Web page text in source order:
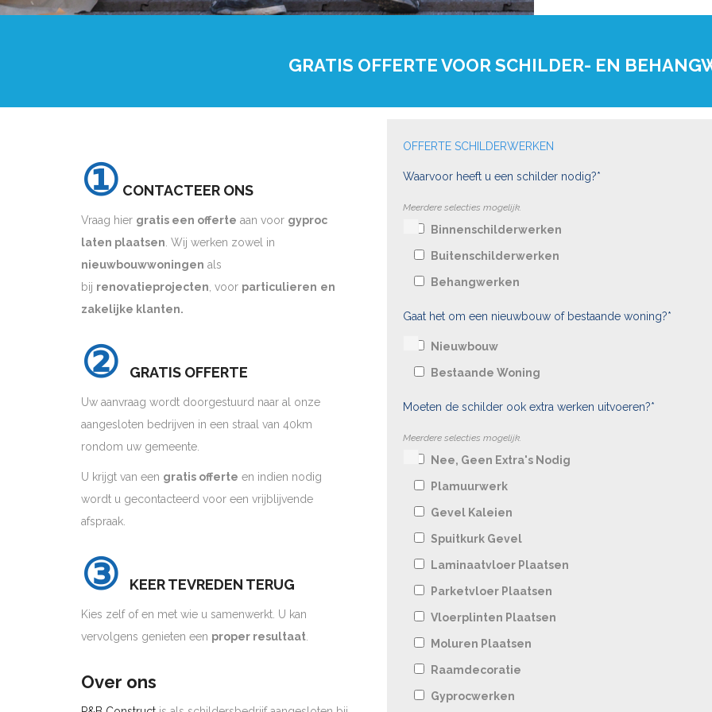
GRATIS OFFERTE VOOR SCHILDER- EN
① CONTACTEER ONS
Vraag hier gratis een offerte aan voor gyproc
laten plaatsen . Wij werken zowel in
nieuwbouwwoningen als
bij renovatieprojecten , voor particulieren en
zakelijke klanten.
② GRATIS OFFERTE
Uw aanvraag wordt doorgestuurd naar al onze
aangesloten bedrijven in een straal van 40km
rondom uw gemeente.
U krijgt van een gratis offerte en indien nodig
wordt u gecontacteerd voor een vrijblijvende
afspraak.
③ KEER TEVREDEN TERUG
Kies zelf of en met wie u samenwerkt. U kan
vervolgens genieten een proper resultaat
Over ons
OFFERTE SCHILDERWERKEN
Waarvoor heeft u een schilder nodig?*
Meerdere selecties mogelijk.
Binnenschilderwerken
Buitenschilderwerken
Behangwerken
Gaat het om een nieuwbouw of bestaande woning?*
Nieuwbouw
Bestaande Woning
Moeten de schilder ook extra werken uitvoeren?*
Meerdere selecties mogelijk.
Nee, Geen Extra's Nodig
Plamuurwerk
Gevel Kaleien
Spuitkurk Gevel
Laminaatvloer Plaatsen
Parketvloer Plaatsen
Vloerplinten Plaatsen
Moluren Plaatsen
Raamdecoratie
Gyprocwerken